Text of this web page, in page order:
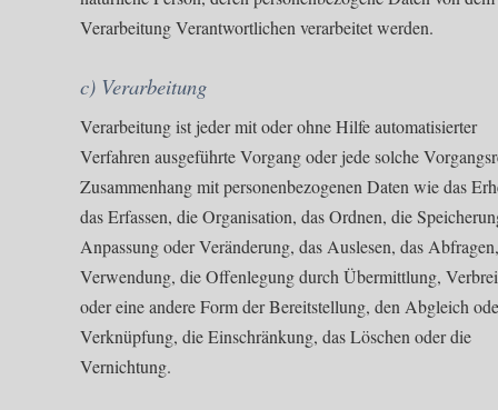
Verarbeitung Verantwortlichen verarbeitet werden.
c) Verarbeitung
Verarbeitung ist jeder mit oder ohne Hilfe automatisierter
Verfahren ausgeführte Vorgang oder jede solche
Zusammenhang mit personenbezogenen Daten wie das
das Erfassen, die Organisation, das Ordnen, die
Anpassung oder Veränderung, das Auslesen, das
Verwendung, die Offenlegung durch Übermittlung,
oder eine andere Form der Bereitstellung, den Abgleich
Verknüpfung, die Einschränkung, das Löschen oder die
Vernichtung.